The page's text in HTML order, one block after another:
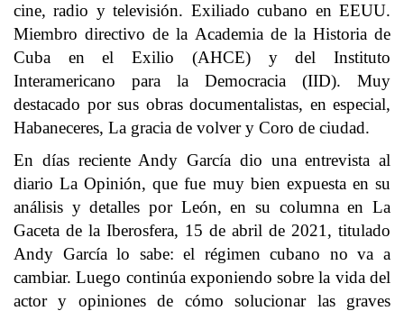
cine, radio y televisión. Exiliado cubano en EEUU.
Miembro directivo de la Academia de la Historia de
Cuba en el Exilio (AHCE) y del Instituto
Interamericano para la Democracia (IID). Muy
destacado por sus obras documentalistas, en especial,
Habaneceres, La gracia de volver y Coro de ciudad.
En días reciente Andy García dio una entrevista al
diario La Opinión, que fue muy bien expuesta en su
análisis y detalles por León, en su columna en La
Gaceta de la Iberosfera, 15 de abril de 2021, titulado
Andy García lo sabe: el régimen cubano no va a
cambiar. Luego continúa exponiendo sobre la vida del
actor y opiniones de cómo solucionar las graves